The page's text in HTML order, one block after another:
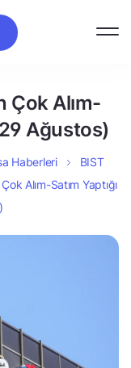
Çok Alım-
Ağustos)
Haberleri
BIST
Alım-Satım Yaptığı